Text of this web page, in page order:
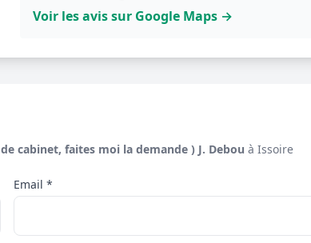
Voir les avis sur Google Maps →
cabinet, faites moi la demande ) J. Debou à Issoire
Email *